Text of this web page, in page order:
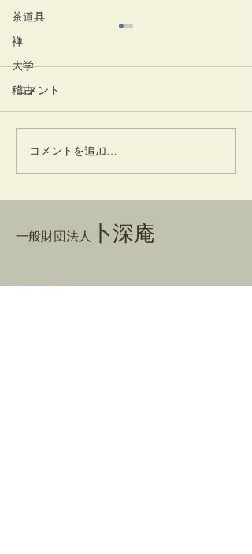
茶道具
禅
大学
稽古
井でし月かも
コメント
コメントを追加…
一般財団法人 卜深庵